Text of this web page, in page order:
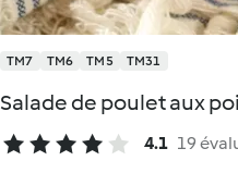
TM7 TM6 TM5 TM31
Salade de poulet aux
4.1 19